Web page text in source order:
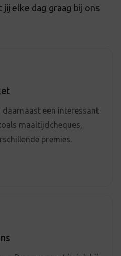
elke dag graag bij ons
een interessant
maaltijdcheques,
premies.